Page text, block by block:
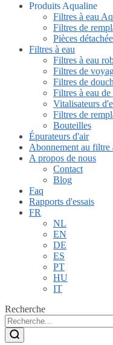
Produits Aqualine
Filtres à eau
Filtres de
Pièces
Filtres à eau
Filtres à eau
Filtres de
Filtres de
Filtres à eau
Vitalisateurs
Filtres de
Bouteilles
Épurateurs d'air
Abonnement au filtre
A propos de nous
Contact
Blog
Faq
Rapports d'essais
FR
NL
EN
DE
ES
PT
HU
IT
Recherche